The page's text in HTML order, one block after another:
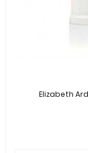
Elizabeth